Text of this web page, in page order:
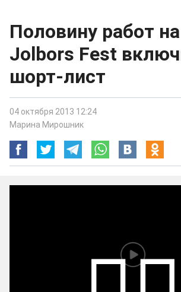
Половину работ
Jolbors Fest
шорт-лист
04 октября 2013 12:24
Марина Мирошник